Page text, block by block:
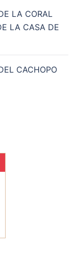
LA CORAL
LA CASA DE
CACHOPO